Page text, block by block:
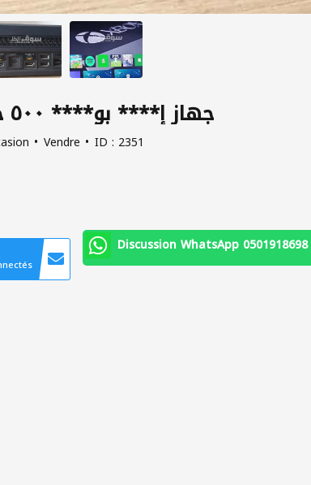
جهاز إ**** بو**** ٥٠٠ جيبي مستعمل للبيع
Vendre ID : 2351
Discussion WhatsApp 0501918698